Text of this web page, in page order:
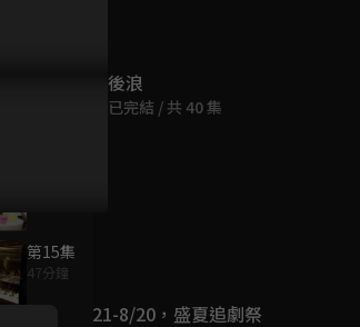
第15集
47分鐘
後浪
已完結 / 共 40 集
7/21-8/20，盛夏追劇祭